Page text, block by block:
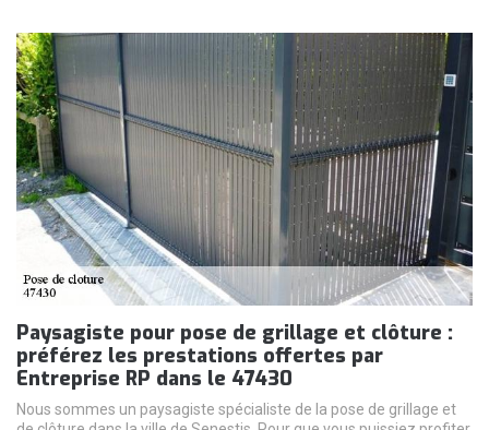
Paysagiste pour pose de grillage et clôture :
préférez les prestations offertes par
Entreprise RP dans le 47430
Nous sommes un paysagiste spécialiste de la pose de grillage et